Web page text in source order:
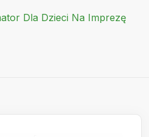
Dla Dzieci Na Imprezę